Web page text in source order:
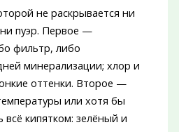
не раскрывается ни
пуэр. Первое —
фильтр, либо
минерализации; хлор и
оттенки. Второе —
или хотя бы
всё кипятком: зелёный и